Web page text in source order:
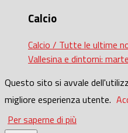
Calcio
Calcio / Tutte le ultime
Vallesina e dintorni:
Questo sito si avvale
migliore esperienza utente.
Per saperne di più